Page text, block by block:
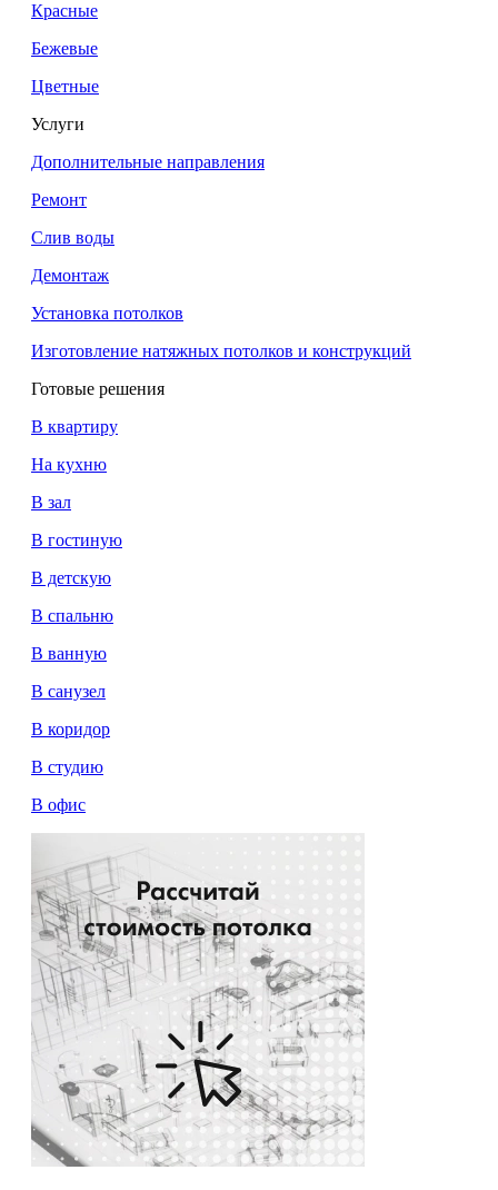
Красные
Бежевые
Цветные
Услуги
Дополнительные направления
Ремонт
Слив воды
Демонтаж
Установка потолков
Изготовление натяжных потолков и конструкций
Готовые решения
В квартиру
На кухню
В зал
В гостиную
В детскую
В спальню
В ванную
В санузел
В коридор
В студию
В офис